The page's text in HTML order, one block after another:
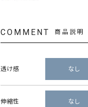
COMMENT 商品説明
透け感 なし
伸縮性 なし